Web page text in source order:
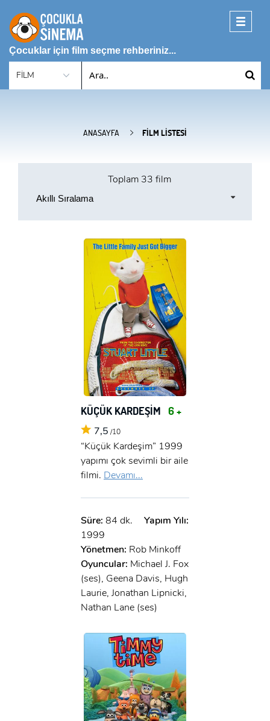
Toggle
Çocuklar için film seçme rehberiniz...
ANASAYFA FILM LISTESI
Toplam 33 film
Akıllı Sıralama
KÜÇÜK KARDEŞİM 6 +
7,5 /10
“Küçük Kardeşim” 1999
yapımı çok sevimli bir aile
filmi. Devamı...
Süre: 84 dk.
Yapım Yılı:
1999
Yönetmen: Rob Minkoff
Oyuncular: Michael J. Fox
(ses), Geena Davis, Hugh
Laurie, Jonathan Lipnicki,
Nathan Lane (ses)